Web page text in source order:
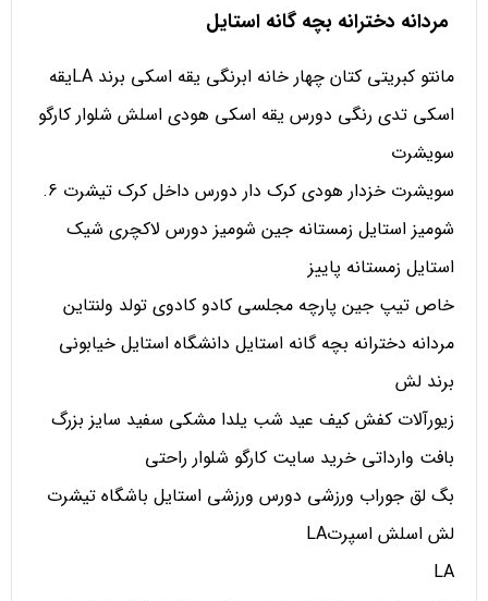
مردانه دخترانه بچه گانه استایل
مانتو کبریتی کتان چهار خانه ابرنگی یقه اسکی برند LAیقه
اسکی تدی رنگی دورس یقه اسکی هودی اسلش شلوار کارگو
سویشرت
سویشرت خزدار هودی کرک دار دورس داخل کرک تیشرت 6.
شومیز استایل زمستانه جین شومیز دورس لاکچری شیک
استایل زمستانه پاییز
خاص تیپ جین پارچه مجلسی کادو کادوی تولد ولنتاین
مردانه دخترانه بچه گانه استایل دانشگاه استایل خیابونی
برند لش
زیورآلات کفش کیف عید شب یلدا مشکی سفید سایز بزرگ
بافت وارداتی خرید سایت کارگو شلوار راحتی
بگ لق جوراب ورزشی دورس ورزشی استایل باشگاه تیشرت
لش اسلش اسپرتLA
LA